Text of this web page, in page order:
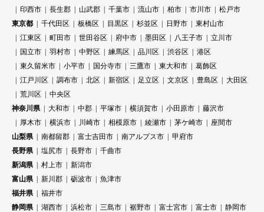
印西市
長生郡 山武郡 千葉市 流山市 柏市 市川市
松戸市
東京都
千代田区 板橋区 目黒区 杉並区 日野市
東村山市
江東区
町田市 世田谷区 府中市 墨田区 八王子市
立川市
国立市
羽村市 中野区 練馬区 品川区 渋谷区
港区
東久留米市
小平市 国分寺市 三鷹市 東大和市
葛飾区
江戸川区
調布市 北区 新宿区 足立区 文京区 豊島区
大田区
荒川区
中央区
神奈川県
大和市 中郡 平塚市 横須賀市 小田原市
藤沢市
厚木市
横浜市 川崎市 相模原市 綾瀬市 茅ケ崎市
座間市
山梨県
南都留郡 富士吉田市 南アルプス市
甲府市
長野県
塩尻市 長野市
千曲市
新潟県
村上市
新潟市
富山県
新川郡 砺波市
魚津市
福井県
福井市
静岡県
湖西市 浜松市 三島市 裾野市 富士宮市 富士市
静岡市